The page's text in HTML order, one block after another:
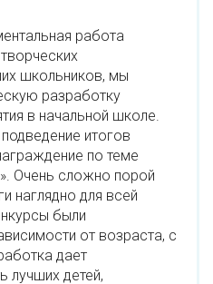
работа
школьников, мы
разработку
в начальной школе.
итогов
по теме
Очень сложно порой
наглядно для всей
были
от возраста, с
дает
лучших детей,